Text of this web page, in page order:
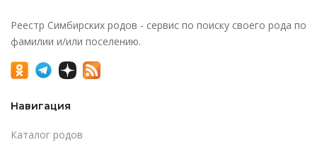
Реестр Симбирских родов - сервис по поиску своего рода по
фамилии и/или поселению.
Навигация
Каталог родов